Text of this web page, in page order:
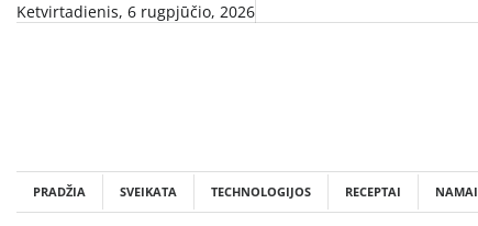
SkipKetvirtadienis, 6 rugpjūčio, 2026
PRADŽIA SVEIKATA TECHNOLOGIJOS RECEPTAI NAMAI